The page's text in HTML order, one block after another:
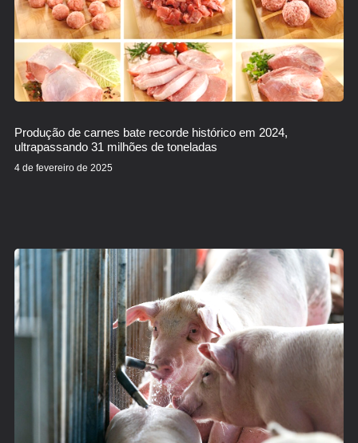
Produção de carnes bate recorde histórico em 2024,
ultrapassando 31 milhões de toneladas
4 de fevereiro de 2025